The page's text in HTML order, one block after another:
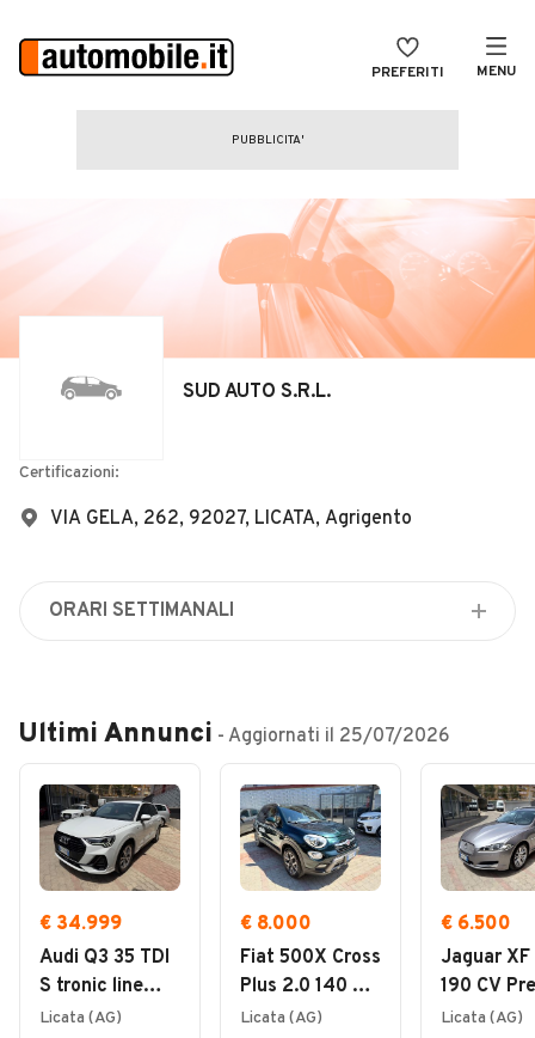
PREFERITI MENU
CERCA
Noleggio a lungo termine
Auto d'epoca
Concessionari
SUD AUTO S.R.L.
Certificazioni:
VIA GELA, 262, 92027, LICATA, Agrigento
ORARI SETTIMANALI
Martedì
Chiuso
Mercoledì
Chiuso
Giovedì
Chiuso
Venerdì
Chiuso
Sabato
Chiuso
Ultimi Annunci - Aggiornati il 25/07/2026
€ 34.999
Audi Q3 35 TDI
S tronic line
edition 2021
Licata (AG)
€ 8.000
Fiat 500X Cross
Plus 2.0 140 CV
4x4 Manuale
Licata (AG)
€ 6.500
Jaguar XF
190 CV
2012
Licata (AG)